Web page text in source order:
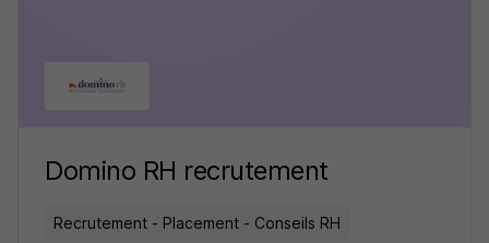
Domino RH recrutement
Recrutement - Placement - Conseils RH